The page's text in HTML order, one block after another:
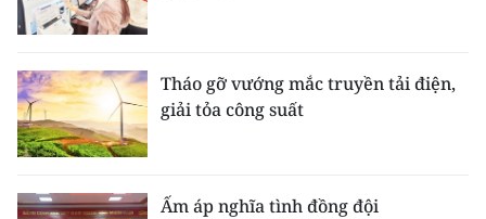
Tháo gỡ vướng mắc truyền tải điện,
giải tỏa công suất
Ấm áp nghĩa tình đồng đội